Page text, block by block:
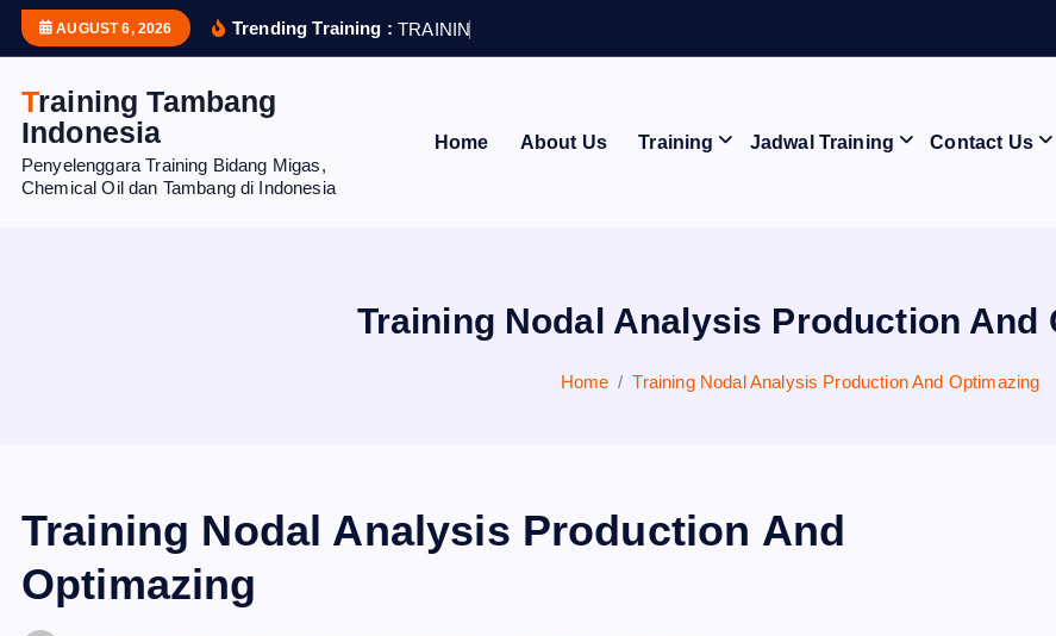
AUGUST 6, 2026 Trending Training : TRAININ
Training Tambang
Indonesia
Penyelenggara Training Bidang Migas,
Chemical Oil dan Tambang di Indonesia
Home About Us Training Jadwal Training Contact Us
Training Nodal Analysis Production And
Home Training Nodal Analysis Production And Optimazing
Training Nodal Analysis Production And
Optimazing